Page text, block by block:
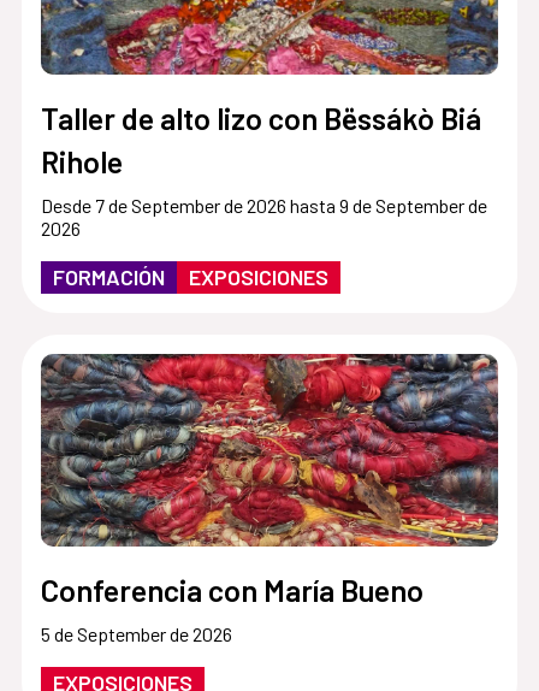
Taller de alto lizo con Bëssákò Biá
Rihole
Desde 7 de September de 2026 hasta 9 de September de
2026
FORMACIÓN EXPOSICIONES
Conferencia con María Bueno
5 de September de 2026
EXPOSICIONES